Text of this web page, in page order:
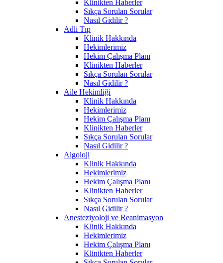
Klinikten Haberler
Sıkça Sorulan Sorular
Nasıl Gidilir ?
Adli Tıp
Klinik Hakkında
Hekimlerimiz
Hekim Çalışma Planı
Klinikten Haberler
Sıkça Sorulan Sorular
Nasıl Gidilir ?
Aile Hekimliği
Klinik Hakkında
Hekimlerimiz
Hekim Çalışma Planı
Klinikten Haberler
Sıkça Sorulan Sorular
Nasıl Gidilir ?
Algoloji
Klinik Hakkında
Hekimlerimiz
Hekim Çalışma Planı
Klinikten Haberler
Sıkça Sorulan Sorular
Nasıl Gidilir ?
Anesteziyoloji ve Reanimasyon
Klinik Hakkında
Hekimlerimiz
Hekim Çalışma Planı
Klinikten Haberler